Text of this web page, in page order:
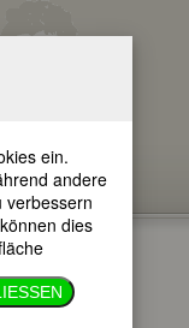
ein.
andere
verbessern
dies